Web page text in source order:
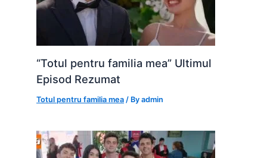
“Totul pentru familia mea” Ultimul
Episod Rezumat
Totul pentru familia mea / Byadmin